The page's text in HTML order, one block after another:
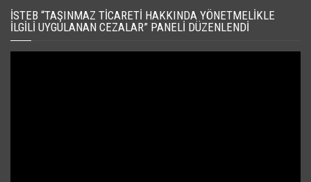
İSTEB “TAŞINMAZ TICARETI HAKKINDA YÖNETMELIKLE
İLGILI UYGULANAN CEZALAR” PANELI DÜZENLENDI